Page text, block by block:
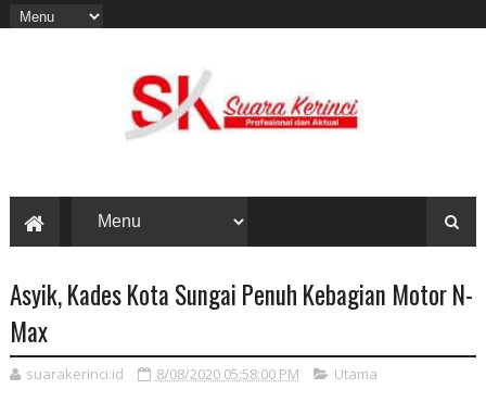
Asyik, Kades Kota Sungai Penuh Kebagian Motor N-
Max
suarakerinci.id 8/08/2020 05:58:00 PM Utama